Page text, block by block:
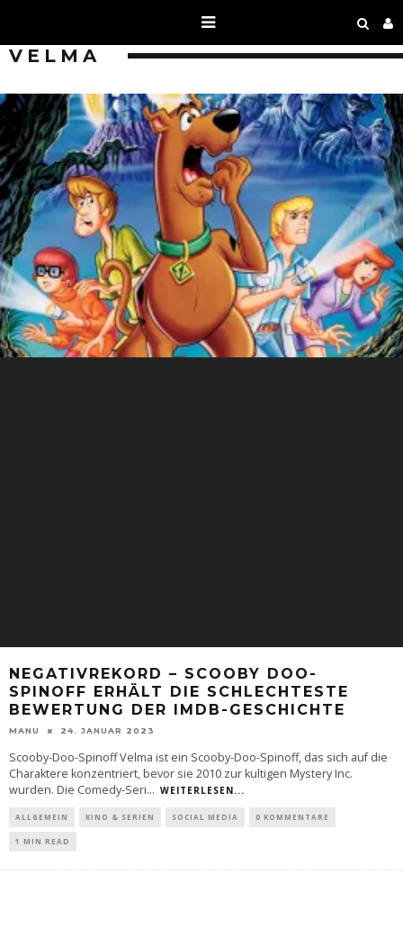
VELMA
NEGATIVREKORD – SCOOBY DOO-
SPINOFF ERHÄLT DIE SCHLECHTESTE
BEWERTUNG DER IMDB-GESCHICHTE
MANU 24. JANUAR 2023
Scooby-Doo-Spinoff Velma ist ein Scooby-Doo-Spinoff, das sich auf die
Charaktere konzentriert, bevor sie 2010 zur kultigen Mystery Inc.
wurden. Die Comedy-Seri... WEITERLESEN...
ALLGEMEIN KINO & SERIEN SOCIAL MEDIA 0 KOMMENTARE
1 MIN READ